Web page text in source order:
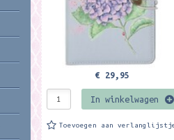
€ 29,95
In winkelwagen
Toevoegen aan